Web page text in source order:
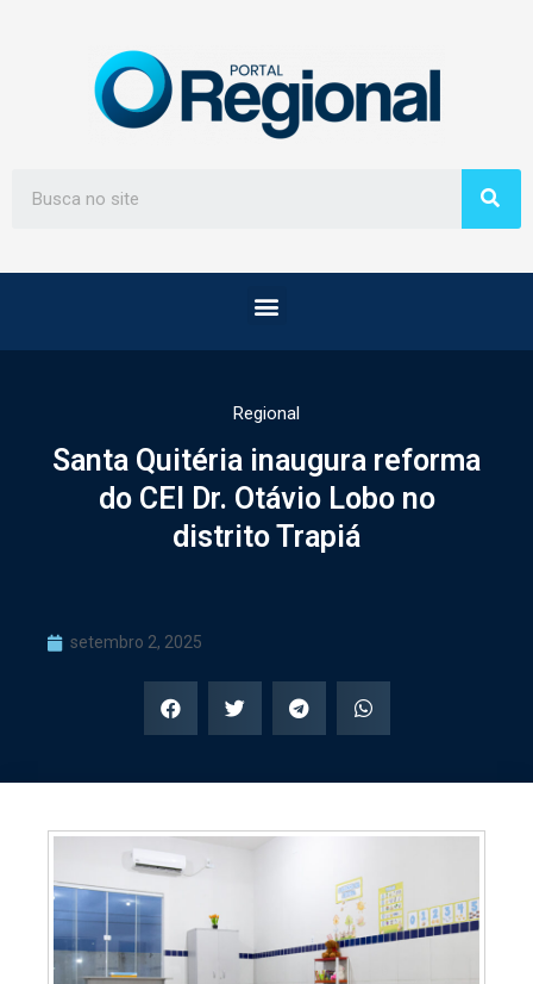
Regional
Santa Quitéria inaugura reforma
do CEI Dr. Otávio Lobo no
distrito Trapiá
setembro 2, 2025